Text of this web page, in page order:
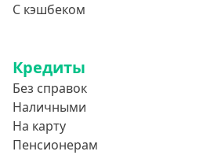
Газификацию
Стоматология
Неотложные нужды
Образование
Обучение за рубежом
С кэшбеком
Кредиты
Без справок
Наличными
На карту
Пенсионерам